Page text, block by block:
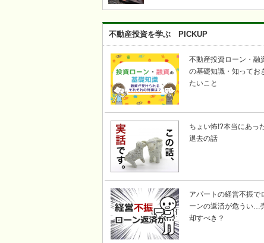
い自然豊かな川のそばで、上記キー
ードの不動産を探して｜KICHI6（
ロク）
不動産投資を学ぶ PICKUP
不動産投資ローン・融
の基礎知識・知ってお
たいこと
ちょい怖!?本当にあっ
退去の話
アパートの経営不振で
ーンの返済が危うい…
却すべき？